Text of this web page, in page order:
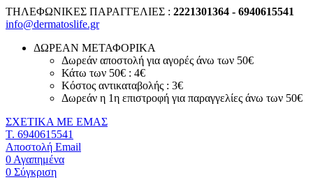
ΤΗΛΕΦΩΝΙΚΕΣ ΠΑΡΑΓΓΕΛΙΕΣ : 2221301364 - 6940615541
info@dermatoslife.gr
ΔΩΡΕΑΝ ΜΕΤΑΦΟΡΙΚΑ
Δωρεάν αποστολή για αγορές άνω των 50€
Κάτω των 50€ : 4€
Κόστος αντικαταβολής : 3€
Δωρεάν η 1η επιστροφή για παραγγελίες άνω των 50€
ΣΧΕΤΙΚΑ ΜΕ ΕΜΑΣ
T. 6940615541
Αποστολή Email
0 Αγαπημένα
0 Σύγκριση